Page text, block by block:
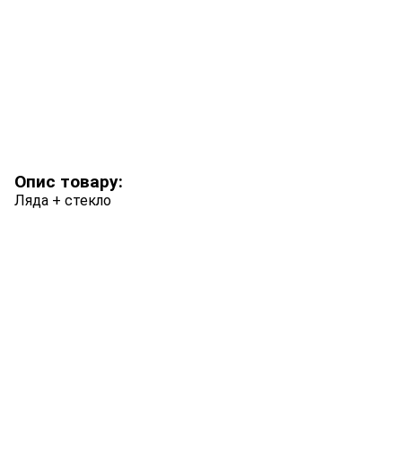
Опис товару:
Ляда + стекло